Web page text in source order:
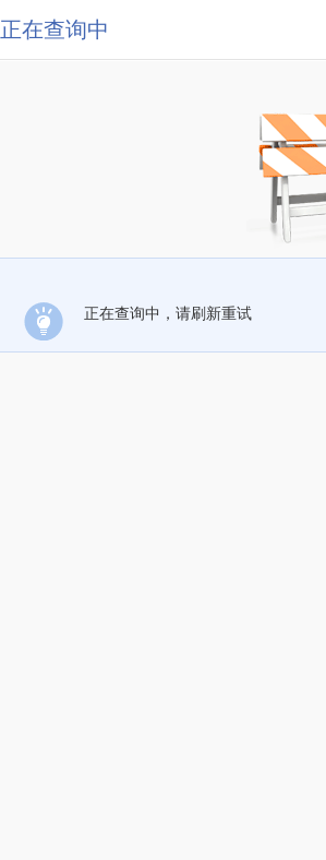
正在查询中
正在查询中，请刷新重试